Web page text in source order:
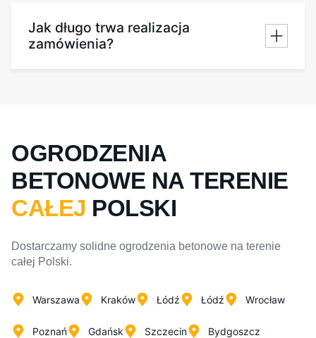
Jak długo trwa realizacja
zamówienia?
OGRODZENIA
BETONOWE NA TERENIE
CAŁEJ POLSKI
Dostarczamy solidne ogrodzenia betonowe na terenie
całej Polski.
Warszawa Kraków Łódź Łódź Wrocław
Poznań Gdańsk Szczecin Bydgoszcz